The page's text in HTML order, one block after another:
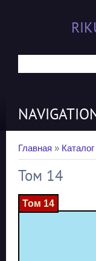
Главная »
Том 14
Том 14